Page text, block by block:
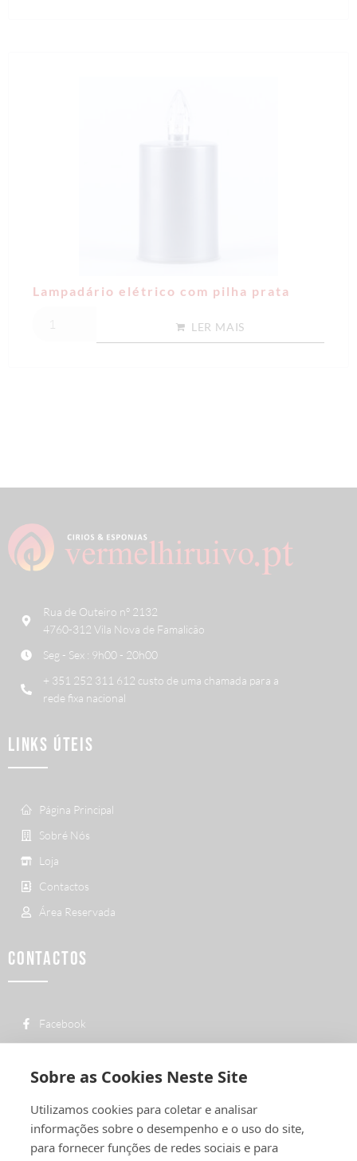
Sobre as Cookies Neste Site
Utilizamos cookies para coletar e analisar
informações sobre o desempenho e o uso do site,
para fornecer funções de redes sociais e para
Lampadário elétrico com pilha prata
LER MAIS
Rua de Outeiro nº 2132
4760-312 Vila Nova de Famalicão
Seg - Sex : 9h00 - 20h00
+ 351 252 311 612 custo de uma chamada para a
rede fixa nacional
LINKS ÚTEIS
Página Principal
Sobré Nós
Loja
Contactos
Área Reservada
CONTACTOS
Facebook
nacional
Rua de Outeiro nº 2132
4760-312 Vila Nova de Famalicão